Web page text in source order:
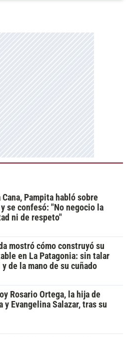
Cana, Pampita habló sobre
se confesó: "No negocio la
ni de respeto"
mostró cómo construyó su
en La Patagonia: sin talar
de la mano de su cuñado
Rosario Ortega, la hija de
y Evangelina Salazar, tras su